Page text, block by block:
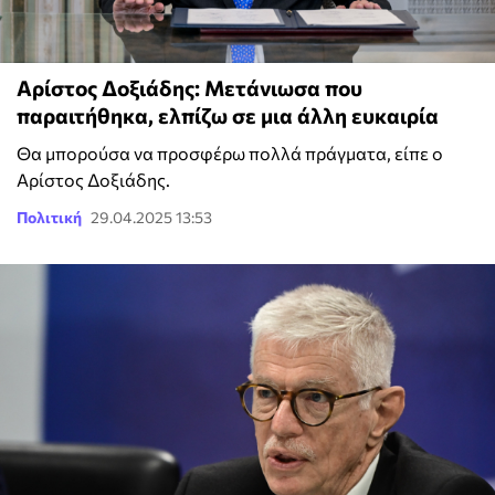
Αρίστος Δοξιάδης: Μετάνιωσα που
παραιτήθηκα, ελπίζω σε μια άλλη ευκαιρία
Θα μπορούσα να προσφέρω πολλά πράγματα, είπε ο
Αρίστος Δοξιάδης.
Πολιτική 29.04.2025 13:53